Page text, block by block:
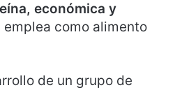
económica y
emplea como alimento
de un grupo de